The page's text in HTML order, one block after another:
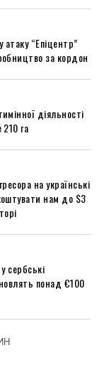
атаку “Епіцентр”
за кордон
діяльності
га
на українські
нам до $3
сербські
понад €100